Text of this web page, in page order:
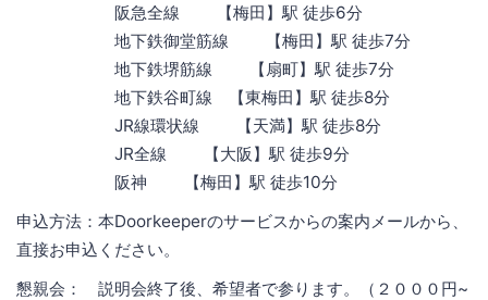
阪急全線 【梅田】駅 徒歩6分
地下鉄御堂筋線 【梅田】駅 徒歩7分
地下鉄堺筋線 【扇町】駅 徒歩7分
地下鉄谷町線 【東梅田】駅 徒歩8分
JR線環状線 【天満】駅 徒歩8分
JR全線 【大阪】駅 徒歩9分
阪神 【梅田】駅 徒歩10分
申込方法：本Doorkeeperのサービスからの案内メールから、
直接お申込ください。
懇親会： 説明会終了後、希望者で参ります。（２０００円~